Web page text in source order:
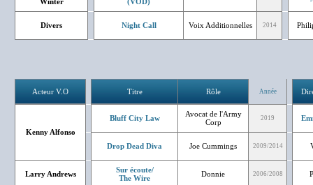
Divers Night Call Voix Additionnelles 2014
Acteur V.O Titre Rôle Année
Kenny Alfonso
Bluff City Law
Avocat de l'Army
Corp
2019
Drop Dead Diva Joe Cummings 2009/2014
Larry Andrews
Sur écoute/
The Wire
Donnie 2006/2008